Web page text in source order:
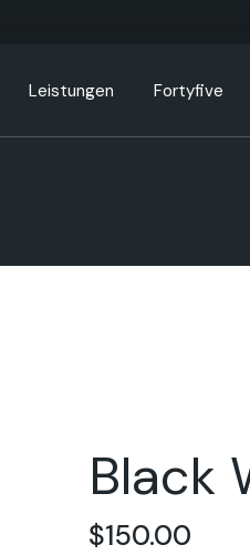
Leistungen Fortyfive
Black
$150.00